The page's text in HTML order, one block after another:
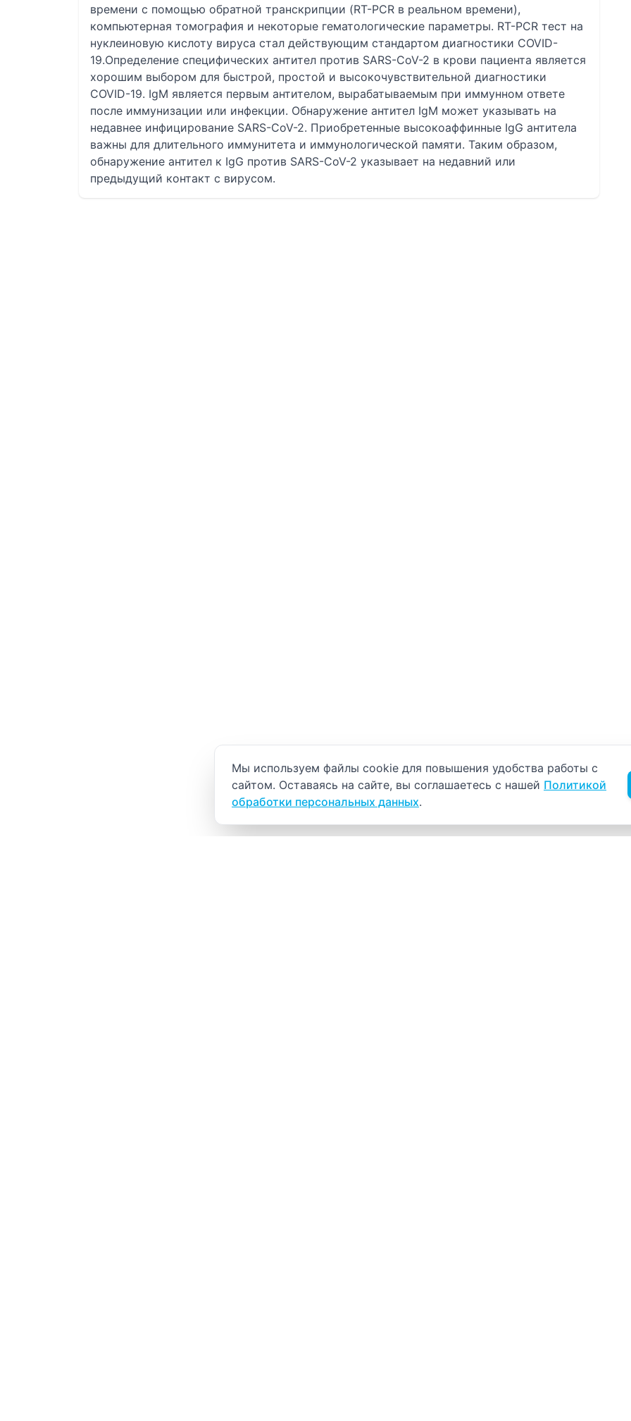
времени с помощью обратной транскрипции (RT-PCR в реальном времени),
компьютерная томография и некоторые гематологические параметры. RT-PCR тест на
нуклеиновую кислоту вируса стал действующим стандартом диагностики COVID-
19.Определение специфических антител против SARS-CoV-2 в крови пациента является
хорошим выбором для быстрой, простой и высокочувствительной диагностики
COVID-19. IgM является первым антителом, вырабатываемым при иммунном ответе
после иммунизации или инфекции. Обнаружение антител IgM может указывать на
недавнее инфицирование SARS-CoV-2. Приобретенные высокоаффинные IgG антитела
важны для длительного иммунитета и иммунологической памяти. Таким образом,
обнаружение антител к IgG против SARS-CoV-2 указывает на недавний или
Уведомление об использовании cookie
Мы используем файлы cookie для повышения удобства работы с
сайтом. Оставаясь на сайте, вы соглашаетесь с нашей Политикой
обработки персональных данных.